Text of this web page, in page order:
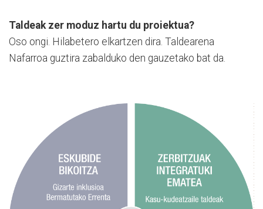
Taldeak zer moduz hartu du proiektua?
Oso ongi. Hilabetero elkartzen dira. Taldearena
Nafarroa guztira zabalduko den gauzetako bat da.